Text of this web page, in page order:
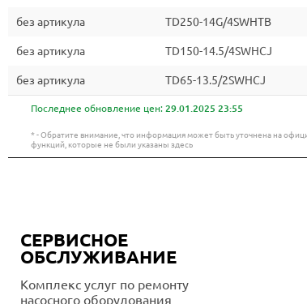
без артикула TD250-14G/4SWHTB
без артикула TD150-14.5/4SWHCJ
без артикула TD65-13.5/2SWHCJ
Последнее обновление цен: 29.01.2025 23:55
* - Обратите внимание, что информация может быть уточнена на
функций, которые не были указаны здесь
СЕРВИСНОЕ
ОБСЛУЖИВАНИЕ
Комплекс услуг по ремонту
насосного оборудования